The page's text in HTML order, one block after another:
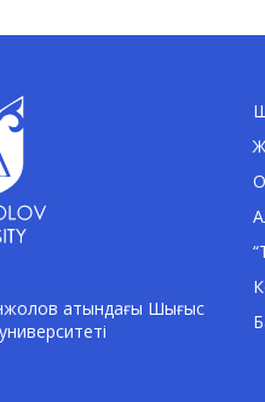
атындағы Шығыс